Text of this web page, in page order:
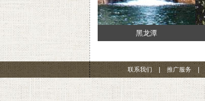
黑龙潭
联系我们 推广服务 |